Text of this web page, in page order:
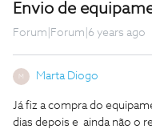
Envio de
Forum|Forum|6 years ago
M Marta Diogo
Já fiz a compra do
dias depois e ainda não o